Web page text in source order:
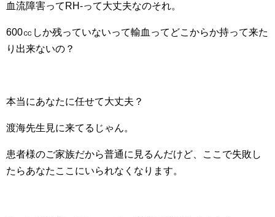
血流障害ってRH-って大丈夫なのそれ。
600㏄しか残っていないって輸血ってどこからか持って来た
り出来ないの？
本当にあなたに任せて大丈夫？
渡海先生見に来てるじゃん。
患者様のご家族だから普通に見るんだけど、ここで失敗し
たらあなたここにいられなくなります。